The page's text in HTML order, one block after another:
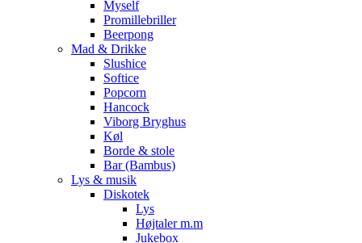
Myself
Promillebriller
Beerpong
Mad & Drikke
Slushice
Softice
Popcorn
Hancock
Viborg Bryghus
Køl
Borde & stole
Bar (Bambus)
Lys & musik
Diskotek
Lys
Højtaler m.m
Jukebox